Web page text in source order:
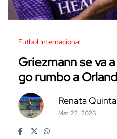
Futbol Internacional
Griezmann se va
go rumbo a
Renata
Mar. 22, 2026